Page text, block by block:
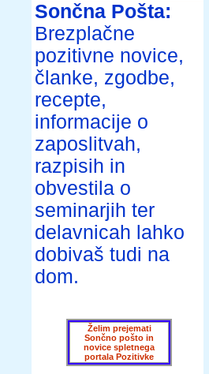
Sončna Pošta:
Brezplačne
pozitivne novice,
članke, zgodbe,
recepte,
informacije o
zaposlitvah,
razpisih in
obvestila o
seminarjih ter
delavnicah lahko
dobivaš tudi na
dom.
Želim prejemati
Sončno pošto in
novice spletnega
portala Pozitivke